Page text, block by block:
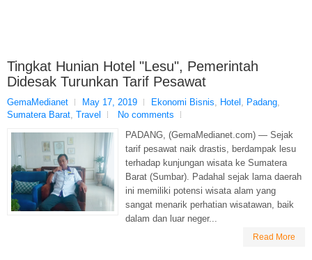
Tingkat Hunian Hotel "Lesu", Pemerintah
Didesak Turunkan Tarif Pesawat
GemaMedianet May 17, 2019 Ekonomi Bisnis, Hotel , Padang,
Sumatera Barat, Travel
No comments
PADANG, (GemaMedianet.com) — Sejak
tarif pesawat naik drastis, berdampak lesu
terhadap kunjungan wisata ke Sumatera
Barat (Sumbar). Padahal sejak lama daerah
ini memiliki potensi wisata alam yang
sangat menarik perhatian wisatawan, baik
dalam dan luar neger...
Read More